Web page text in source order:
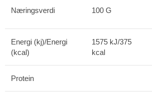
Næringsverdi 100 G
Energi (kj)/Energi
(kcal)
1575 kJ/375
kcal
Protein